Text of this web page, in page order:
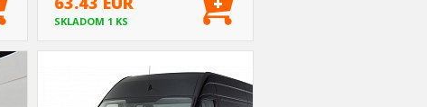
SKLADOM 1 KS